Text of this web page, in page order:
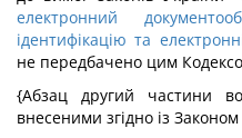
електронний
ідентифікацію та
не передбачено цим
{Абзац другий частини
внесеними згідно із Законом